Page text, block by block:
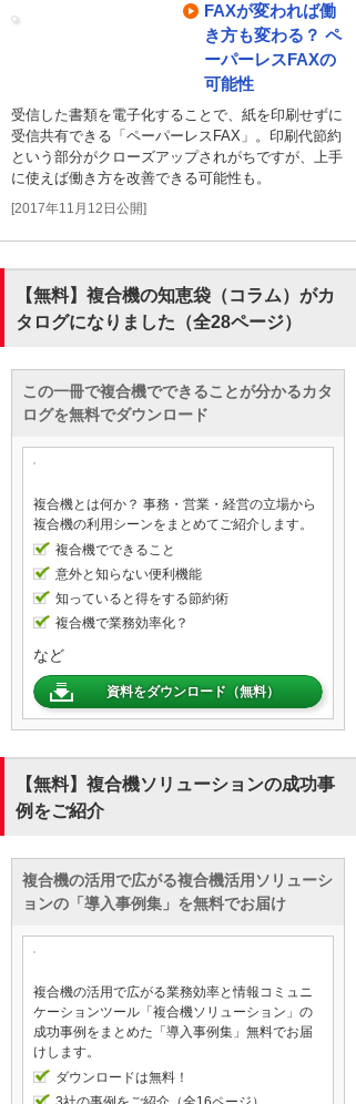
FAXが変われば働
き方も変わる？ ペ
ーパーレスFAXの
可能性
受信した書類を電子化することで、紙を印刷せずに
受信共有できる「ペーパーレスFAX」。印刷代節約
という部分がクローズアップされがちですが、上手
に使えば働き方を改善できる可能性も。
[2017年11月12日公開]
【無料】複合機の知恵袋（コラム）がカ
タログになりました（全28ページ）
この一冊で複合機でできることが分かるカタ
ログを無料でダウンロード
複合機とは何か？ 事務・営業・経営の立場から
複合機の利用シーンをまとめてご紹介します。
複合機でできること
意外と知らない便利機能
知っていると得をする節約術
複合機で業務効率化？
など
資料をダウンロード（無料）
【無料】複合機ソリューションの成功事
例をご紹介
複合機の活用で広がる複合機活用ソリューシ
ョンの「導入事例集」を無料でお届け
複合機の活用で広がる業務効率と情報コミュニ
ケーションツール「複合機ソリューション」の
成功事例をまとめた「導入事例集」無料でお届
けします。
ダウンロードは無料！